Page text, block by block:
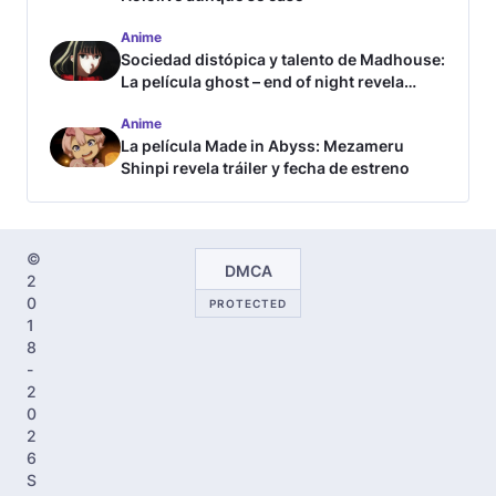
Anime
Sociedad distópica y talento de Madhouse:
La película ghost – end of night revela
Anime
La película Made in Abyss: Mezameru
Shinpi revela tráiler y fecha de estreno
©
2
0
1
8
-
2
0
2
6
S
DMCA
PROTECTED